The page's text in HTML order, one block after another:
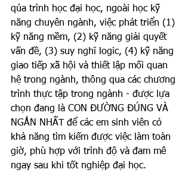
qúa trình học đại học, ngoài học kỹ
năng chuyên ngành, việc phát triển (1)
kỹ năng mềm, (2) kỹ năng giải quyết
vấn đề, (3) suy nghĩ logic, (4) kỹ năng
giao tiếp xã hội và thiết lập mối quan
hệ trong ngành, thông qua các chương
trình thực tập trong ngành - được lựa
chọn đang là CON ĐƯỜNG ĐÚNG VÀ
NGẮN NHẤT để các em sinh viên có
khả năng tìm kiếm được việc làm toàn
giờ, phù hợp với trình độ và đam mê
ngay sau khi tốt nghiệp đại học.